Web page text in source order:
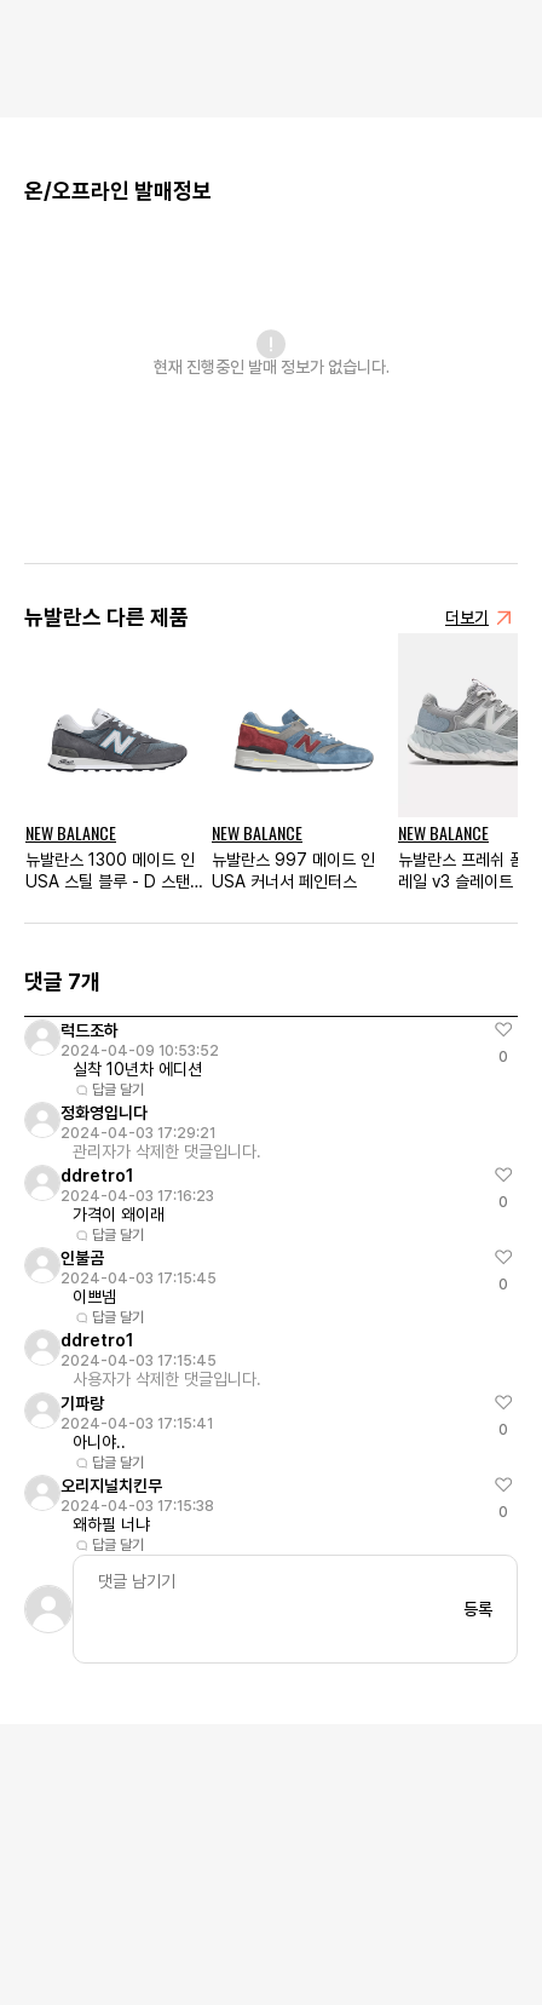
온/오프라인 발매정보
현재 진행중인 발매 정보가 없습니다.
뉴발란스 다른 제품 더보기
NEW BALANCE
뉴발란스 1300 메이드 인
USA 스틸 블루 - D 스탠다
NEW BALANCE
뉴발란스 997 메이드 인
USA 커너서 페인터스
NEW BALANCE
뉴발란스 프레쉬 폼
레일 v3 슬레이트 그
댓글 7개
럭드조하
2024-04-09 10:53:52
실착 10년차 에디션
답글 달기
0
정화영입니다
2024-04-03 17:29:21
관리자가 삭제한 댓글입니다.
ddretro1
2024-04-03 17:16:23
가격이 왜이래
답글 달기
0
인불곰
2024-04-03 17:15:45
이쁘넴
답글 달기
0
ddretro1
2024-04-03 17:15:45
사용자가 삭제한 댓글입니다.
기파랑
2024-04-03 17:15:41
아니야..
답글 달기
0
오리지널치킨무
2024-04-03 17:15:38
왜하필 너냐
답글 달기
0
등록